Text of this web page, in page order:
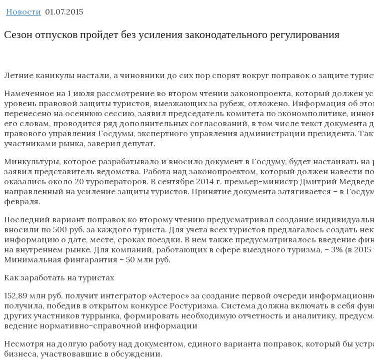
Новости 01.07.2015
Сезон отпусков пройдет без усиления законодательного регулирования
Летние каникулы настали, а чиновники до сих пор спорят вокруг поправок о защите
Намеченное на 1 июля рассмотрение во втором чтении законопроекта, который должен
уровень правовой защиты туристов, выезжающих за рубеж, отложено. Информация об
перенесено на осеннюю сессию, заявил председатель комитета по экономполитике,
его словам, проводится ряд дополнительных согласований, в том числе текст
правового управления Госдумы, экспертного управления администрации президента.
участниками рынка, заверил депутат.
Минкультуры, которое разрабатывало и вносило документ в Госдуму, будет настаивать
заявил представитель ведомства. Работа над законопроектом, который должен навести
оказались около 20 туроператоров. В сентябре 2014 г. премьер-министр Дмитрий
направленный на усиление защиты туристов. Принятие документа затягивается – в
февраля.
Последний вариант поправок ко второму чтению предусматривал создание
вносили по 500 руб. за каждого туриста. Для учета всех туристов предлагалось создать
информацию о дате, месте, сроках поездки. В нем также предусматривалось введение
на внутреннем рынке. Для компаний, работающих в сфере выездного туризма, – 3% (в
Минимальная фингарантия – 50 млн руб.
Как заработать на туристах
152,89 млн руб. получит интегратор «Астерос» за создание первой очереди
получила, победив в открытом конкурсе Ростуризма. Система должна включать в себя
других участников туррынка, формировать необходимую отчетность и аналитику,
ведение нормативно-справочной информации
Несмотря на долгую работу над документом, единого варианта поправок, который бы
бизнеса, участвовавшие в обсуждении.